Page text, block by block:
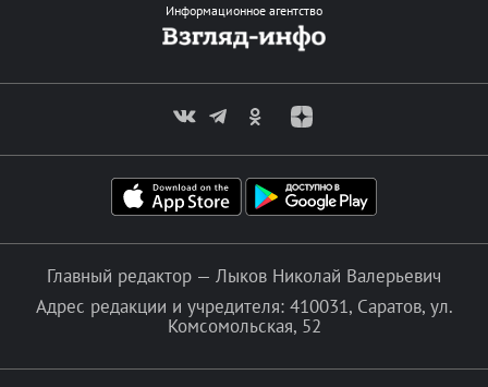
Информационное агентство
Главный редактор — Лыков Николай Валерьевич
Адрес редакции и учредителя: 410031, Саратов, ул.
Комсомольская, 52